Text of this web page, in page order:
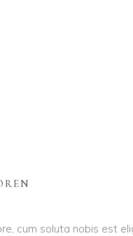
cum soluta nobis est